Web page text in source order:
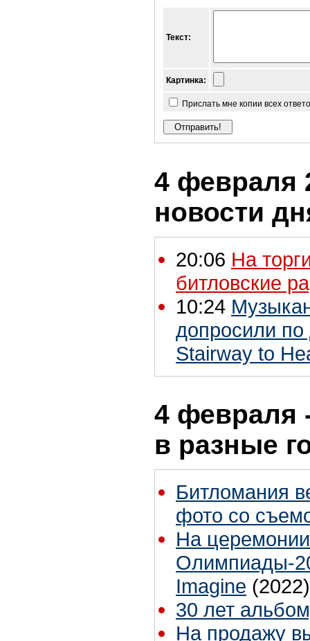
Текст:
Картинка:
Прислать мне копии всех
4 февраля
новости
20:06 На
битловские
10:24
допросили по
Stairway to
4 февраля
в разные
Битломания
фото со
На
Олимпиады-
Imagine (2022)
30 лет
На продажу